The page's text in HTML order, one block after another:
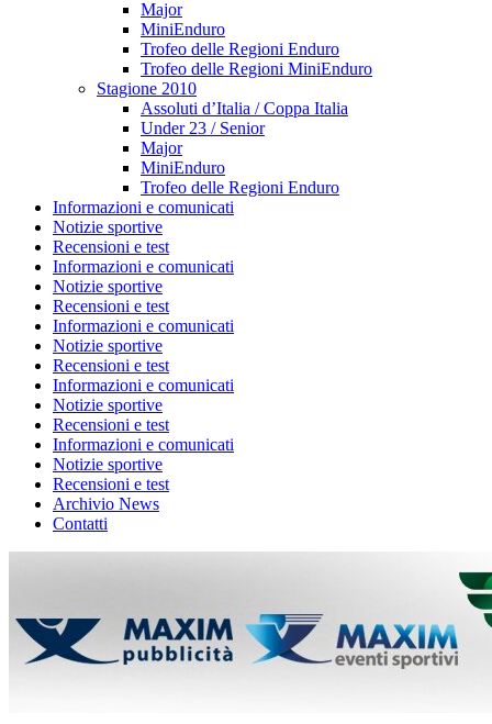
Major
MiniEnduro
Trofeo delle Regioni Enduro
Trofeo delle Regioni MiniEnduro
Stagione 2010
Assoluti d’Italia / Coppa Italia
Under 23 / Senior
Major
MiniEnduro
Trofeo delle Regioni Enduro
Informazioni e comunicati
Notizie sportive
Recensioni e test
Informazioni e comunicati
Notizie sportive
Recensioni e test
Informazioni e comunicati
Notizie sportive
Recensioni e test
Informazioni e comunicati
Notizie sportive
Recensioni e test
Informazioni e comunicati
Notizie sportive
Recensioni e test
Archivio News
Contatti